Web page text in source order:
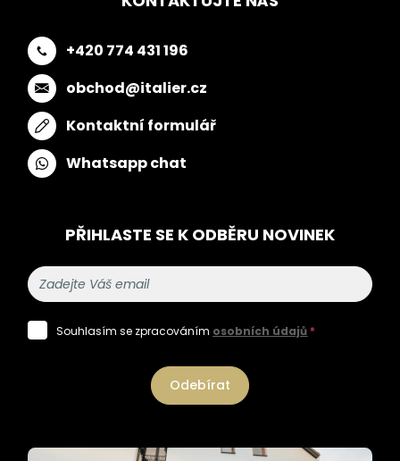
+420 774 431 196
obchod@italier.cz
Kontaktní formulář
Whatsapp chat
PŘIHLASTE SE K ODBĚRU NOVINEK
Souhlasím se zpracováním osobních údajů *
Odebírat